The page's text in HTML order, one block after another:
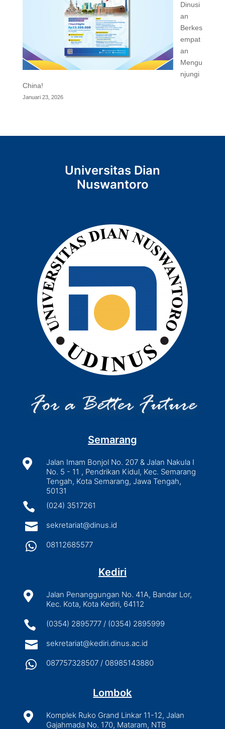
Dinusi
an
Berkes
empat
an
Mengu
njungi
China!
Januari 23, 2026
Universitas Dian
Nuswantoro
Semarang

Jalan Imam Bonjol No. 207 & Jalan Nakula I
No. 5 - 11 , Pendrikan Kidul, Kec. Semarang
Tengah, Kota Semarang, Jawa Tengah,
50131
 (024) 3517261
 sekretariat@dinus.id
 08112685577
Kediri

Jalan Penanggungan No. 41A, Bandar Lor,
Kec. Kota, Kota Kediri, 64112
 (0354) 2895777 / (0354) 2895999
 sekretariat@kediri.dinus.ac.id
 087757328507 / 08985143880
Lombok

Komplek Ruko Grand Linkar 11-12, Jalan
Gajahmada No. 170, Mataram, NTB